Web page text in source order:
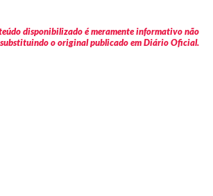
disponibilizado é meramente informativo não
substituindo o original publicado em Diário Oficial.